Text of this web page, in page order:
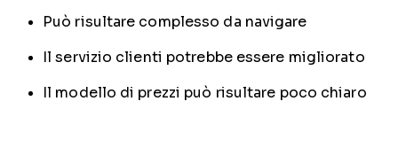
Può risultare complesso da navigare
Il servizio clienti potrebbe essere migliorato
Il modello di prezzi può risultare poco chiaro